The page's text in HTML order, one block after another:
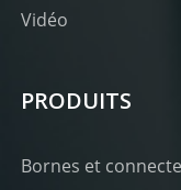
Vidéo
PRODUITS
Bornes et